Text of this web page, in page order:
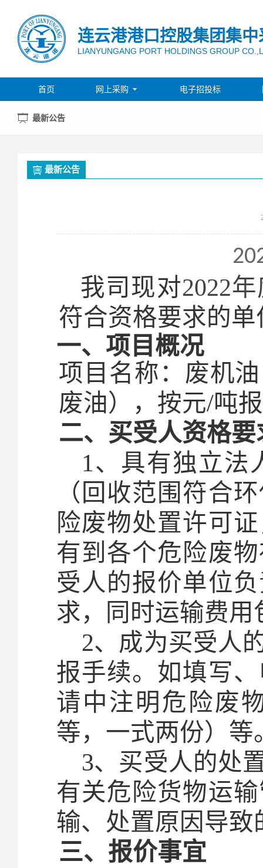
连云港港口控股集团集
LIANYUNGANG PORT HOLDINGS GROUP
首页 网上采购  电子招投标
最新公告
最新公告
我司现对2022
符合资格要求的
一、项目概况
项目名称：废机油
废油），按元/吨
二、买受人资格要
1、具有独立法
（回收范围符合
险废物处置许可
有到各个危险废
受人的报价单位
求，同时运输费
2、成为买受人
报手续。如填写
请中注明危险废
等，一式两份）等
3、买受人的处
有关危险货物运
输、处置原因导
三、报价事宜